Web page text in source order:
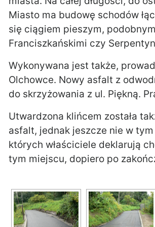
Miasto ma budowę schodów
się ciągiem pieszym,
Franciszkańskimi czy
Wykonywana jest także,
Olchowce. Nowy asfalt z
do skrzyżowania z ul. Piękną.
Utwardzona klińcem została
asfalt, jednak jeszcze nie w
których właściciele deklarują
tym miejscu, dopiero po